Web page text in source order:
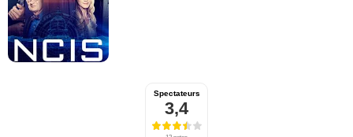
Spectateurs
3,4